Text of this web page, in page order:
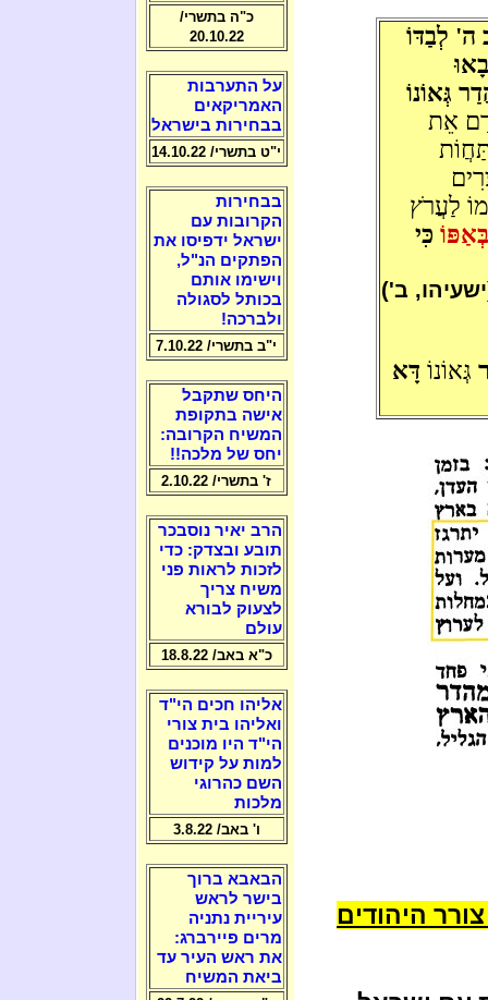
ה' לְבַדּוֹ
גְּאוֹנוֹ
אֵת
לַעֲרֹץ
בְּאַפּוֹ כִּי
ב')
גְּאוֹנוֹ דָּא
היהודים
כ"ה בתשרי/
20.10.22
על התערבות
האמריקאים
בבחירות בישראל
י"ט בתשרי/ 14.10.22
בבחירות
הקרובות עם
ישראל ידפיסו את
הפתקים הנ"ל,
וישימו אותם
בכותל לסגולה
ולברכה!
י"ב בתשרי/ 7.10.22
היחס שתקבל
אישה בתקופת
המשיח הקרובה:
יחס של מלכה!!
ז' בתשרי/ 2.10.22
הרב יאיר נוסבכר
תובע ובצדק: כדי
לזכות לראות פני
משיח צריך
לצעוק לבורא
עולם
כ"א באב/ 18.8.22
אליהו חכים הי"ד
ואליהו בית צורי
הי"ד היו מוכנים
למות על קידוש
השם כהרוגי
מלכות
ו' באב/ 3.8.22
הבאבא ברוך
בישר לראש
עיריית נתניה
מרים פיירברג:
את ראש העיר עד
ביאת המשיח